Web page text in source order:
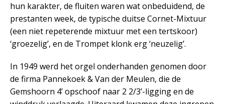
hun karakter, de fluiten waren wat onbeduidend, de
prestanten week, de typische duitse Cornet-Mixtuur
(een niet repeterende mixtuur met een tertskoor)
‘groezelig’, en de Trompet klonk erg ‘neuzelig’.
In 1949 werd het orgel onderhanden genomen door
de firma Pannekoek & Van der Meulen, die de
Gemshoorn 4’ opschoof naar 2 2/3’-ligging en de